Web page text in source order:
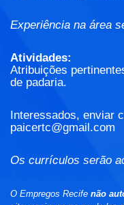
Experiência na área
Atividades:
Atribuições
de padaria.
Interessados, enviar
paicertc@gmail.com
Os currículos serão
O Empregos Recife não